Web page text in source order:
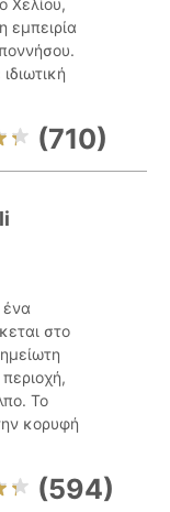
Χελίου,
εμπειρία
(710)
ένα
στο
Το
κορυφή
(594)